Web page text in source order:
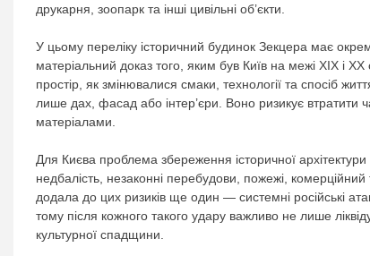
друкарня, зоопарк та інші цивільні об’єкти.
У цьому переліку історичний будинок Зекцера має
матеріальний доказ того, яким був Київ на межі ХІХ і
простір, як змінювалися смаки, технології та спосіб
лише дах, фасад або інтер’єри. Воно ризикує втратити
матеріалами.
Для Києва проблема збереження історичної
недбалість, незаконні перебудови, пожежі,
додала до цих ризиків ще один — системні російські
тому після кожного такого удару важливо не лише
культурної спадщини.